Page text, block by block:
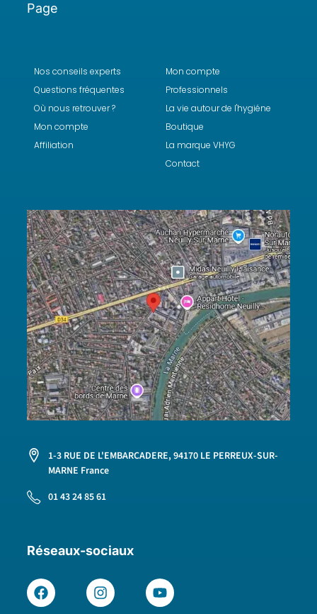
Page
Nos conseils experts
Questions fréquentes
Où nous retrouver ?
Mon compte
Affiliation
Mon compte
Professionnels
La vie autour de l'hygiéne
Boutique
La marque VHYG
Contact
1-3 RUE DE L'EMBARCADERE, 94170 LE PERREUX-SUR-
MARNE France
01 43 24 85 61
Réseaux-sociaux